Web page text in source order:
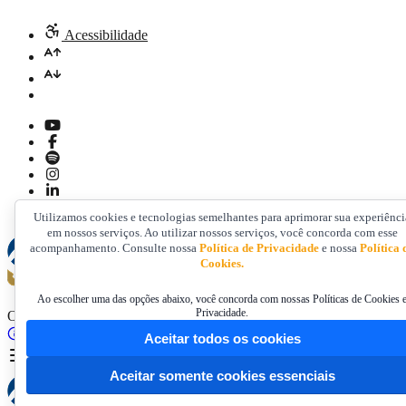
Acessibilidade
O que você precisa?
Portal da Transparência
DECORE/COAF
Utilizamos cookies e tecnologias semelhantes para aprimorar sua
em nossos serviços. Ao utilizar nossos serviços, você concorda com esse
acompanhamento. Consulte nossaPolítica de Privacidade e nossaPolítica
Cookies.
Ao escolher uma das opções abaixo, você concorda com nossas Políticas de Cookies e
Privacidade.
Aceitar todos os cookies
Aceitar somente cookies essenciais